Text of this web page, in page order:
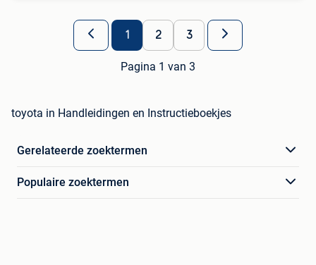
1 2 3
Pagina 1 van 3
toyota in Handleidingen en Instructieboekjes
Gerelateerde zoektermen
Populaire zoektermen